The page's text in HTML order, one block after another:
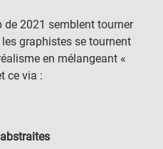
de 2021 semblent tourner
graphistes se tournent
en mélangeant «
ce via :